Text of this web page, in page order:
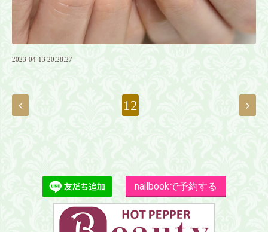
2023-04-13 20:28:27
12
nailbookで予約する